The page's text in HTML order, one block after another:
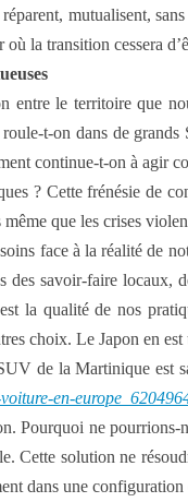
mutualisent,
où la transition cessera
entre le territoire que
t-on dans de grands
continue-t-on à agir
? Cette frénésie de
que les crises
face à la réalité de
des savoir-faire
la qualité de nos
choix. Le Japon en
de la Martinique est
en-
Pourquoi ne
Cette solution ne
dans une